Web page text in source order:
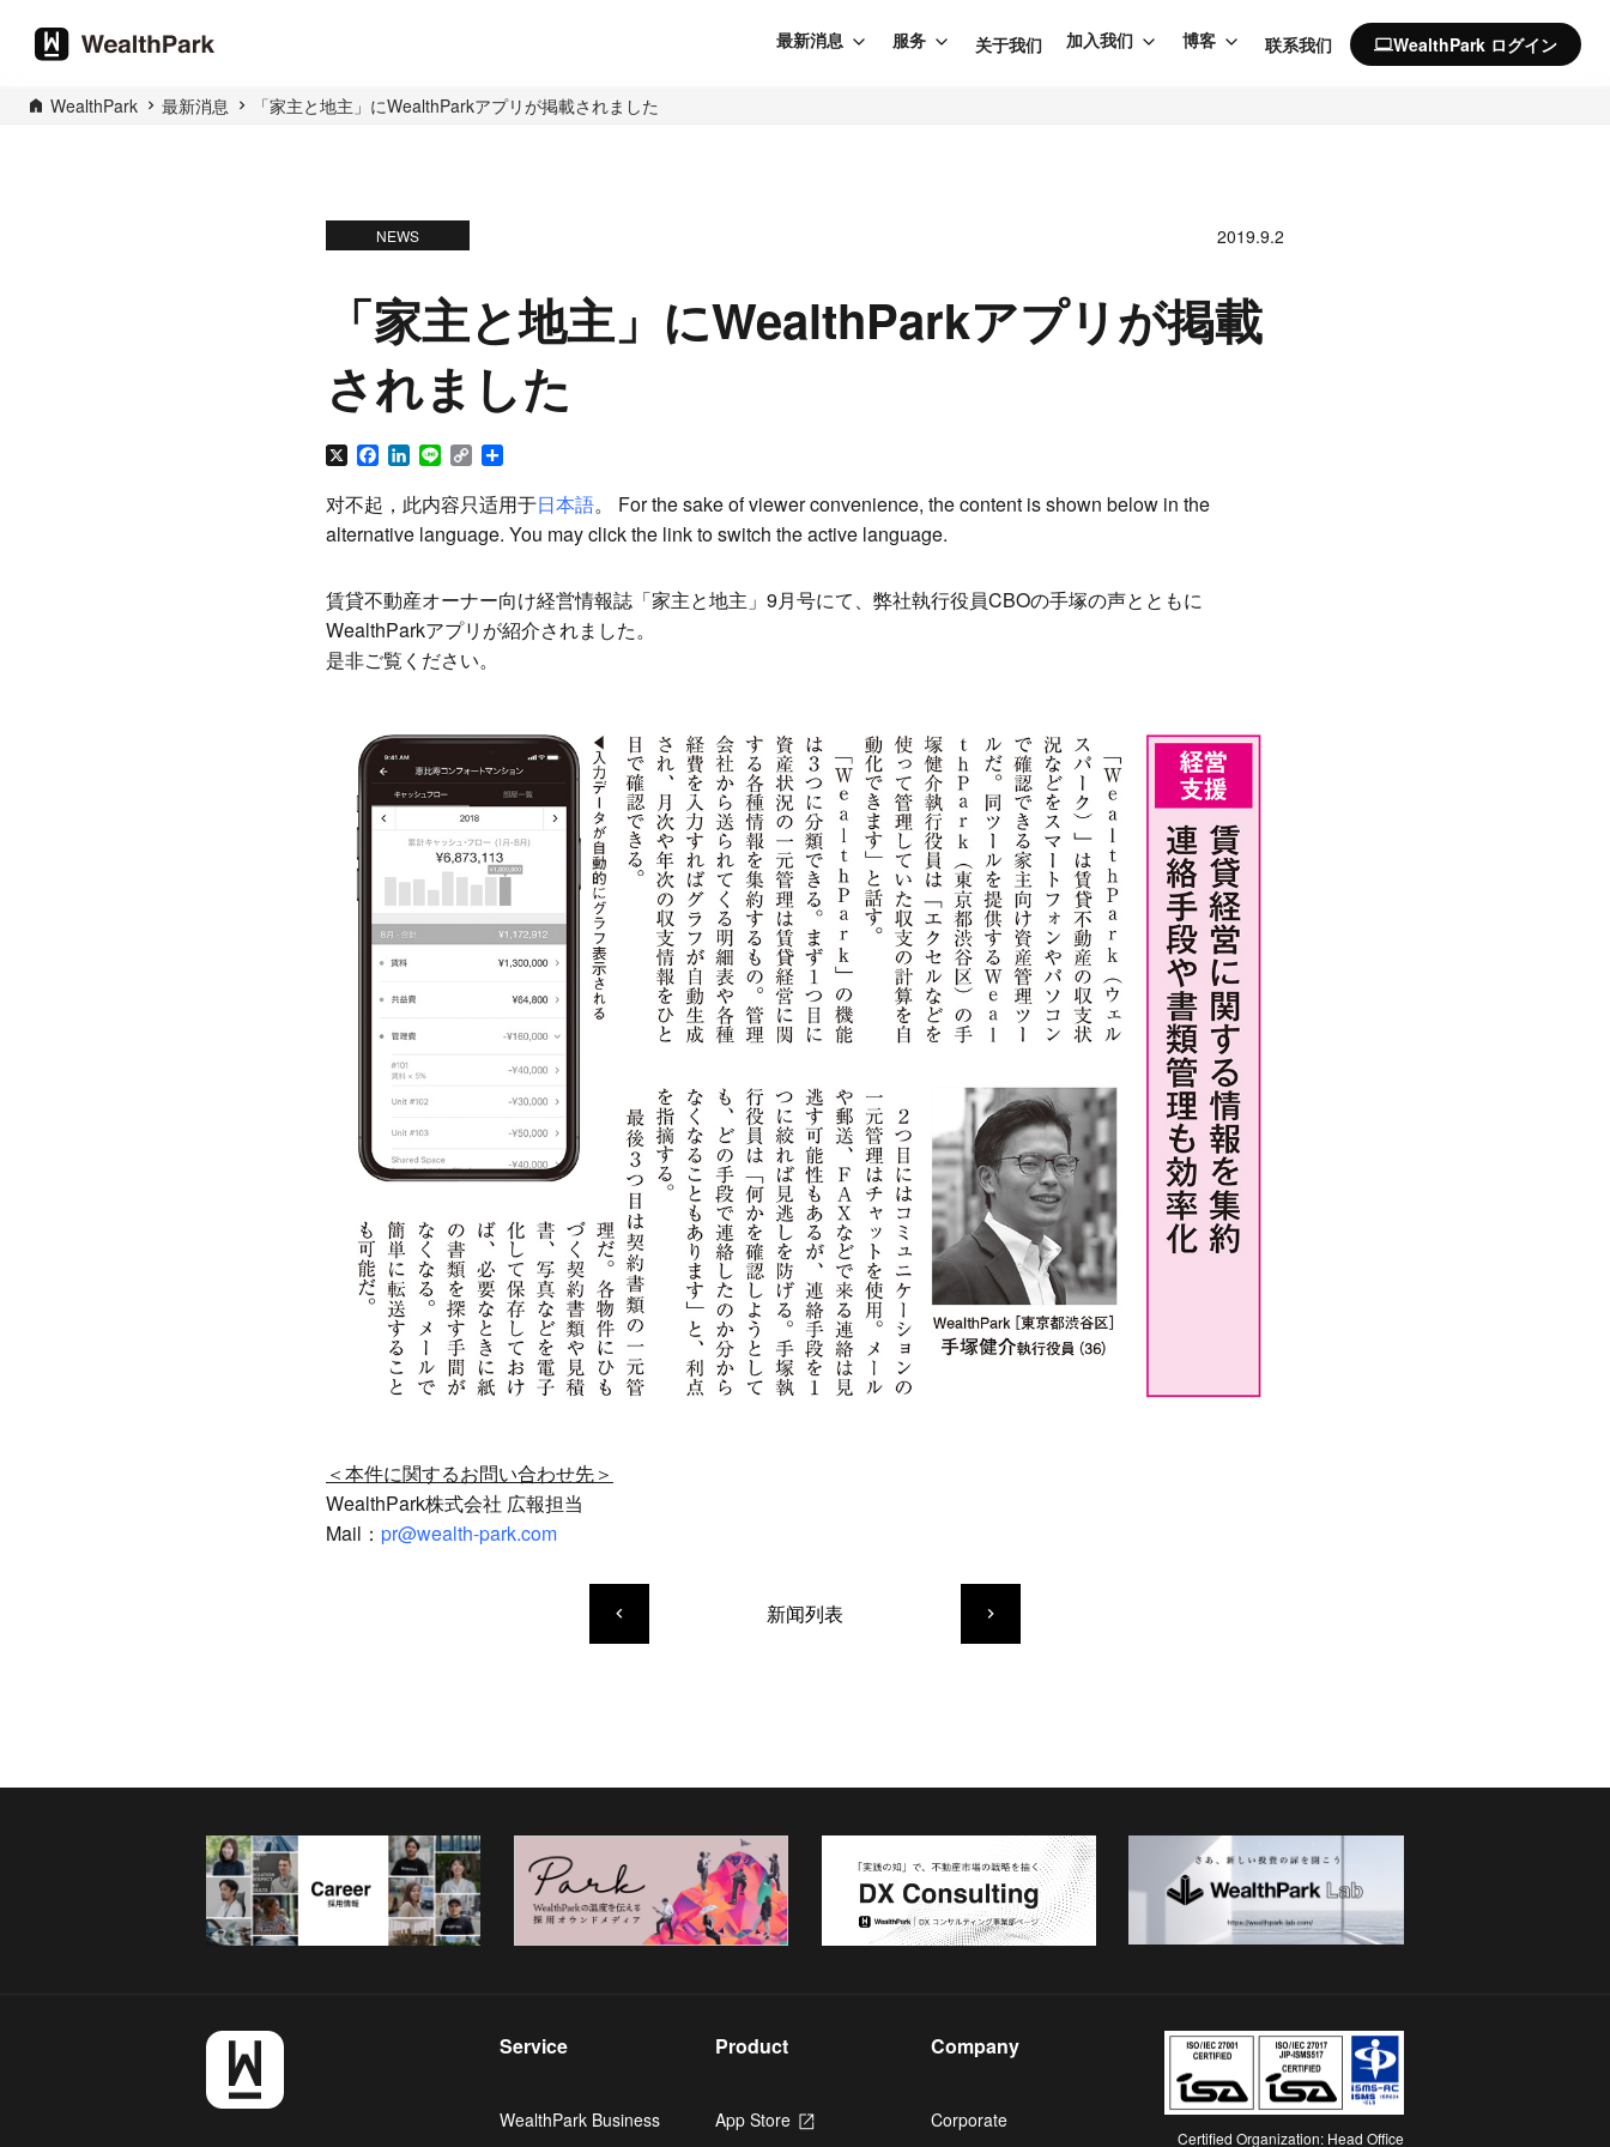
最新消息 服务 关于我们 加入我们 博客 联系我们 computerWealthPark ログイン
WealthPark 最新消息 「家主と地主」にWealthParkアプリが掲載されました
NEWS 2019.9.2
「家主と地主」にWealthParkアプリが掲載
されました
X Facebook
LinkedIn
Line Copy
对不起，此内容只适用于日本語。 For the sake of viewer convenience, the content is shown below in the
alternative language. You may click the link to switch the active language.
賃貸不動産オーナー向け経営情報誌「家主と地主」9月号にて、弊社執行役員CBOの手塚の声とともに
WealthParkアプリが紹介されました。
是非ご覧ください。
＜本件に関するお問い合わせ先＞
WealthPark株式会社 広報担当
Mail： pr@wealth-park.com
keyboard_arrow_left 新闻列表 keyboard_arrow_right
Service
WealthPark Business
Product
App Store
Company
Corporate
Certified Organization: Head Office